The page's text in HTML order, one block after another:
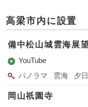
高梁市内に設置
備中松山城雲海展
YouTube
パノラマ
雲海 夕日
岡山祇園寺